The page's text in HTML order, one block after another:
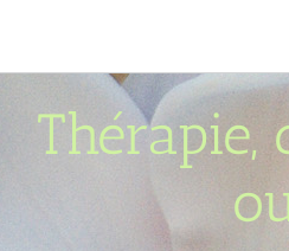
Thérapie,